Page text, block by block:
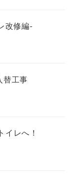
改修編-
工事
イレへ！